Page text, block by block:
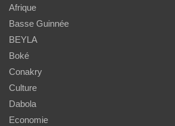
Afrique
Basse Guinnée
BEYLA
Boké
Conakry
Culture
Dabola
Economie